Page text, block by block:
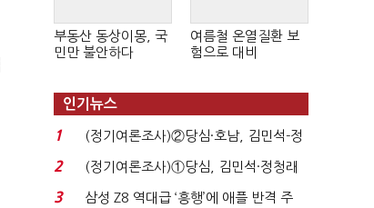
부동산 동상이몽, 국
민만 불안하다
여름철 온열질환 보
험으로 대비
인기뉴스
1
(정기여론조사)②당심·호남, 김민석-정
청래 '초접전'...
2
(정기여론조사)①당심, 김민석·정청래
'초접전'…대통령 ...
3
삼성 Z8 역대급 ‘흥행’에 애플 반격 주